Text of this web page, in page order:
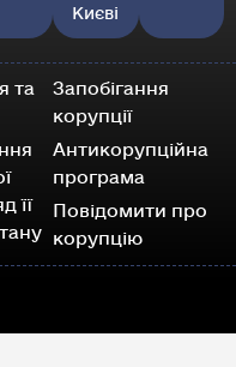
Києві
та
її
Запобігання
корупції
Антикорупційна
програма
Повідомити про
корупцію